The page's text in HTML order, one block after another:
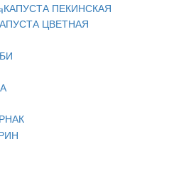
КАПУСТА ПЕКИНСКАЯ
ЦВЕТНАЯ